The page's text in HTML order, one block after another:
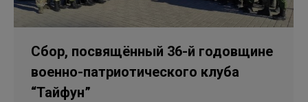
Сбор, посвящённый 36-й годовщине
военно-патриотического клуба
“Тайфун”